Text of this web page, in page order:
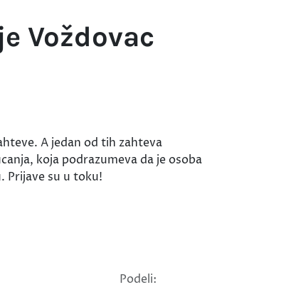
Voždovac
A jedan od tih zahteva
koja podrazumeva da je osoba
Prijave su u toku!
Podeli: